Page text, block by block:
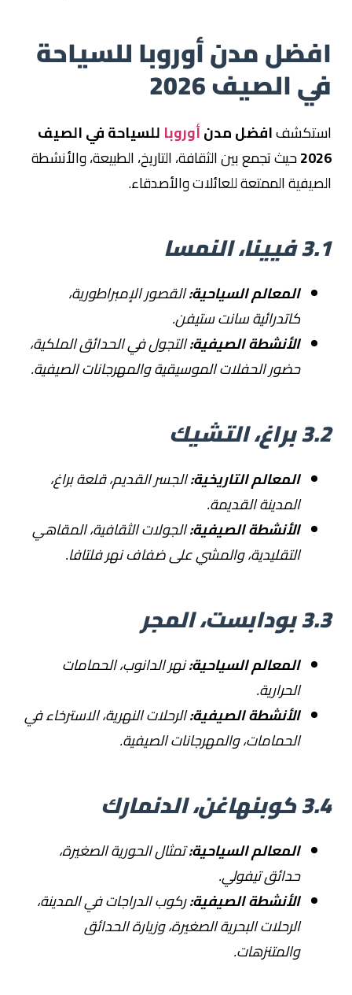
افضل مدن أوروبا للسياحة
في الصيف 2026
استكشفافضل مدنأوروبا للسياحة في الصيف
2026حيث تجمع بين الثقافة، التاريخ، الطبيعة، والأنشطة
الصيفية الممتعة للعائلات والأصدقاء.
3.1 فيينا، النمسا
المعالم السياحية:القصور الإمبراطورية،
كاتدرائية سانت ستيفن.
الأنشطة الصيفية:التجول في الحدائق الملكية،
حضور الحفلات الموسيقية والمهرجانات الصيفية.
3.2 براغ، التشيك
المعالم التاريخية:الجسر القديم، قلعة براغ،
المدينة القديمة.
الأنشطة الصيفية:الجولات الثقافية، المقاهي
التقليدية، والمشي على ضفاف نهر فلتافا.
3.3 بودابست، المجر
المعالم السياحية:نهر الدانوب، الحمامات
الحرارية.
الأنشطة الصيفية:الرحلات النهرية، الاسترخاء في
الحمامات، والمهرجانات الصيفية.
3.4 كوبنهاغن، الدنمارك
المعالم السياحية:تمثال الحورية الصغيرة،
حدائق تيفولي.
الأنشطة الصيفية:ركوب الدراجات في المدينة،
الرحلات البحرية الصغيرة، وزيارة الحدائق
والمتنزهات.